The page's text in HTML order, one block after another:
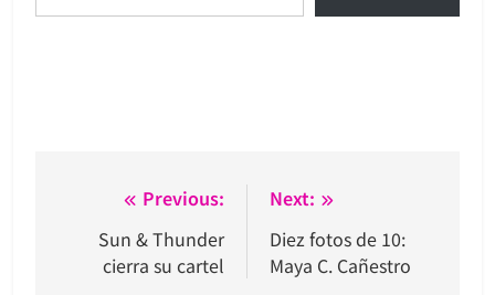
Navegación
entradas
Previous:
Sun & Thunder
cierra su cartel
Next:
Diez fotos de 10:
Maya C. Cañestro